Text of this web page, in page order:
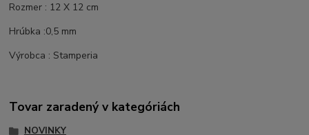
Rozmer : 12 X 12 cm
Hrúbka :0,5 mm
Výrobca : Stamperia
Tovar zaradený v kategóriách
NOVINKY